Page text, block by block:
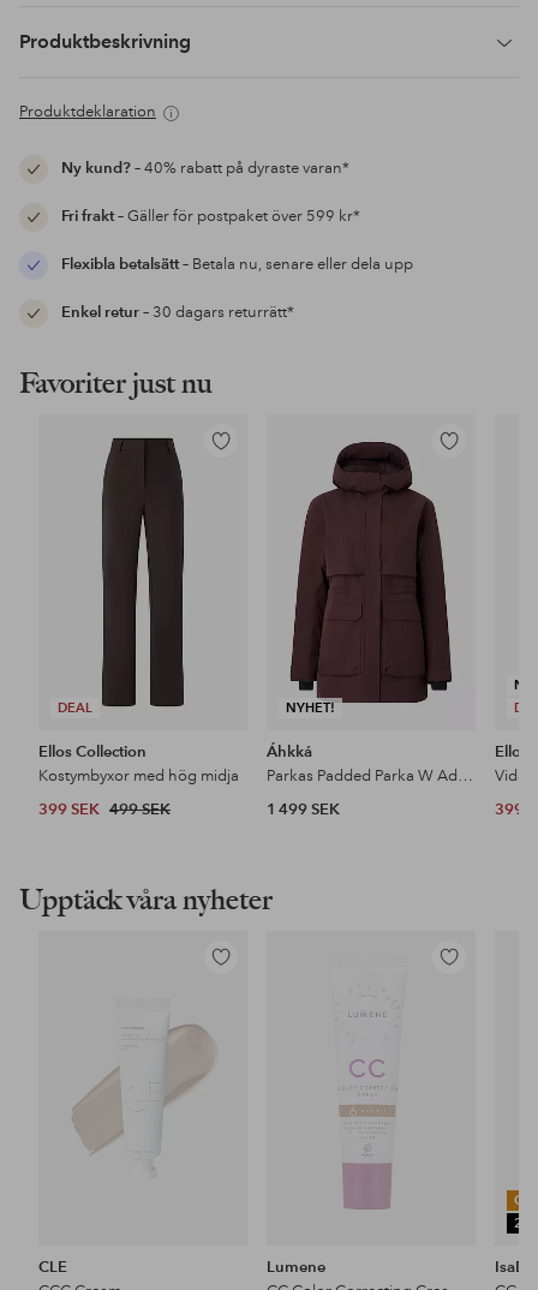
Produktbeskrivning
Produktdeklaration
Ny kund?– 40% rabatt på dyraste varan*
Fri frakt– Gäller för postpaket över 599 kr*
Flexibla betalsätt– Betala nu, senare eller dela upp
Enkel retur– 30 dagars returrätt*
Favoriter just nu
DEAL
Lägg
Ellos Collection
Kostymbyxor med hög midja
399 SEK 499 SEK
NYHET!
Lägg
i
favoriter
Áhkká
Parkas Padded Parka W Adjustable Waist
1 499 SEK
Ellos
399
Upptäck våra nyheter
Lägg
favoriter
CLE
Lägg
Lumene